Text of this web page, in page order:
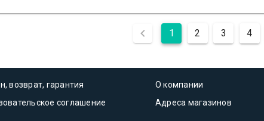
1 2 3 4
возврат, гарантия
соглашение
О компании
Адреса магазинов